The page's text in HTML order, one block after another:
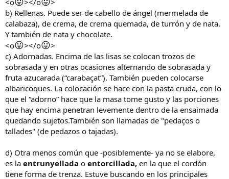
b) Rellenas. Puede ser de cabello de ángel (mermelada de
calabaza), de crema, de crema quemada, de turrón y de nata.
Y también de nata y chocolate.
<o😛></o😛>
c) Adornadas. Encima de las lisas se colocan trozos de
sobrasada y en otras ocasiones alternando de sobrasada y
fruta azucarada (“carabaçat”). También pueden colocarse
albaricoques. La colocación se hace con la pasta cruda, con lo
que el “adorno” hace que la masa tome gusto y las porciones
que hay encima penetran levemente dentro de la ensaimada
quedando sujetos.También son llamadas de "pedaços o
tallades" (de pedazos o tajadas).
d) Otra menos común que -posiblemente- ya no se elabore,
es la entrunyellada o entorcillada, en la que el cordón
tiene forma de trenza. Estuve buscando en los principales